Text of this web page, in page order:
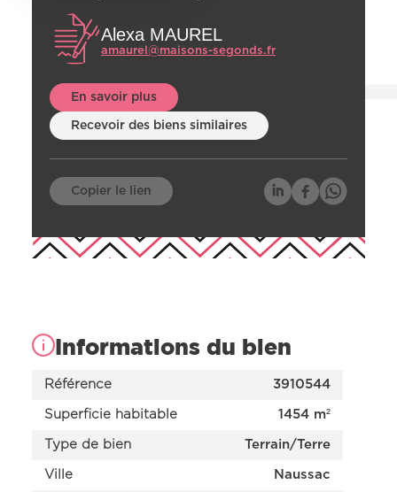
Nos offres
Nous connaître
Alexa MAUREL
amaurel@maisons-segonds.fr
En savoir plus
Recevoir des biens similaires
Copier le lien
Informations du bien
Référence 3910544
Superficie habitable 1454 m²
Type de bien Terrain/Terre
Ville Naussac